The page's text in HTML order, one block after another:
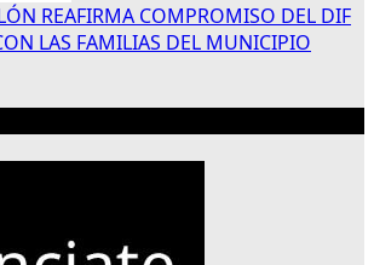
REAFIRMA COMPROMISO DEL DIF
LAS FAMILIAS DEL MUNICIPIO